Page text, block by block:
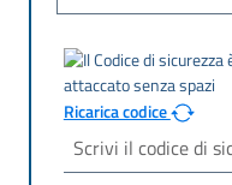
Ricarica codice